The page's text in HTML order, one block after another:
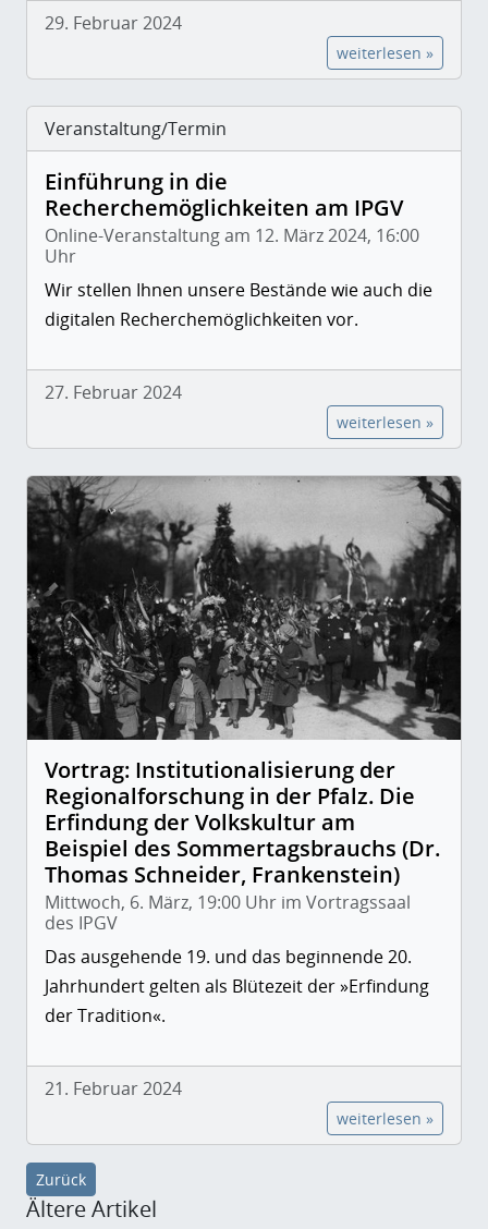
29. Februar 2024
weiterlesen »
Veranstaltung/Termin
Einführung in die
Recherchemöglichkeiten am IPGV
Online-Veranstaltung am 12. März 2024, 16:00
Uhr
Wir stellen Ihnen unsere Bestände wie auch die
digitalen Recherchemöglichkeiten vor.
27. Februar 2024
weiterlesen »
Vortrag: Institutionalisierung der
Regionalforschung in der Pfalz. Die
Erfindung der Volkskultur am
Beispiel des Sommertagsbrauchs (Dr.
Thomas Schneider, Frankenstein)
Mittwoch, 6. März, 19:00 Uhr im Vortragssaal
des IPGV
Das ausgehende 19. und das beginnende 20.
Jahrhundert gelten als Blütezeit der »Erfindung
der Tradition«.
21. Februar 2024
weiterlesen »
Zurück
Ältere Artikel